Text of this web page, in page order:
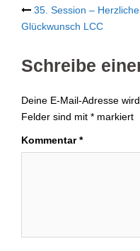
Post
35. Session –
Glückwunsch LCC
Schreibe
Deine E-Mail-Adresse
Felder sind mit * markiert
Kommentar*